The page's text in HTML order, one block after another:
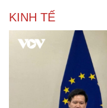
KINH TẾ